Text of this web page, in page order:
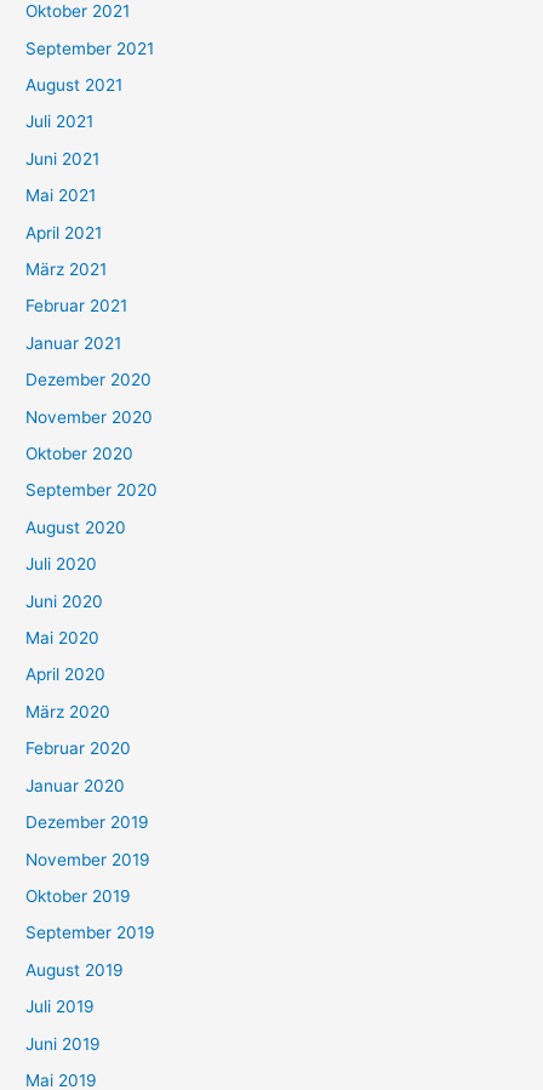
n
n
a
c
h
:
Oktober 2021
September 2021
August 2021
Juli 2021
Juni 2021
Mai 2021
April 2021
März 2021
Februar 2021
Januar 2021
Dezember 2020
November 2020
Oktober 2020
September 2020
August 2020
Juli 2020
Juni 2020
Mai 2020
April 2020
März 2020
Februar 2020
Januar 2020
Dezember 2019
November 2019
Oktober 2019
September 2019
August 2019
Juli 2019
Juni 2019
Mai 2019